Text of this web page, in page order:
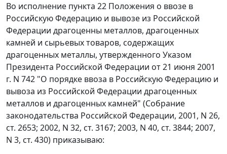
Во исполнение пункта 22 Положения о ввозе в
Российскую Федерацию и вывозе из Российской
Федерации драгоценны металлов, драгоценных
камней и сырьевых товаров, содержащих
драгоценных металлы, утвержденного Указом
Президента Российской Федерации от 21 июня 2001
г. N 742 "О порядке ввоза в Российскую Федерацию и
вывоза из Российской Федерации драгоценных
металлов и драгоценных камней" (Собрание
законодательства Российской Федерации, 2001, N 26,
ст. 2653; 2002, N 32, ст. 3167; 2003, N 40, ст. 3844; 2007,
N 3, ст. 430) приказываю: